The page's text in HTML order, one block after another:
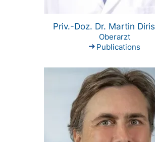
Priv.-Doz. Dr. Martin
Oberarzt
Publications